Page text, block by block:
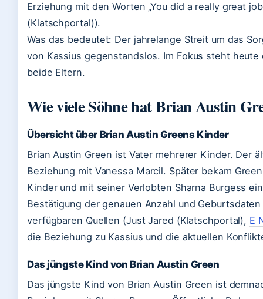
Erziehung mit den Worten „You did a really great
(Klatschportal)).
Was das bedeutet: Der jahrelange Streit um das
von Kassius gegenstandslos. Im Fokus steht
beide Eltern.
Wie viele Söhne hat Brian Austin
Übersicht über Brian Austin Greens Kinder
Brian Austin Green ist Vater mehrerer Kinder. Der
Beziehung mit Vanessa Marcil. Später bekam
Kinder und mit seiner Verlobten Sharna Burgess
Bestätigung der genauen Anzahl und
verfügbaren Quellen (Just Jared (Klatschportal), E
die Beziehung zu Kassius und die aktuellen
Das jüngste Kind von Brian Austin Green
Das jüngste Kind von Brian Austin Green ist